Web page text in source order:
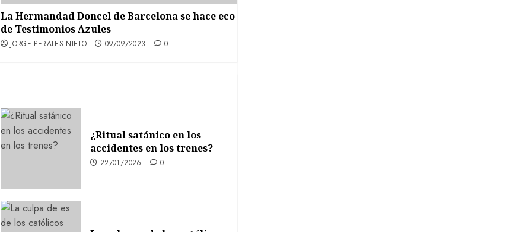
La Hermandad Doncel de Barcelona se hace eco
de Testimonios Azules
JORGE PERALES NIETO 09/09/2023 0
¿Ritual satánico en los
accidentes en los trenes?
22/01/2026 0